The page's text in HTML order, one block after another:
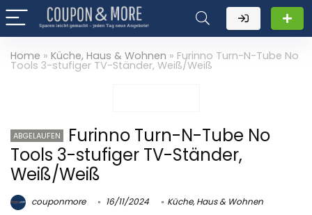
Home » Küche, Haus & Wohnen » Furinno Turn-N-Tube No
Tools 3-stufiger TV-Ständer, Weiß/Weiß
ABGELAUFEN
Furinno Turn-N-Tube No
Tools 3-stufiger TV-Ständer,
Weiß/Weiß
couponmore 16/11/2024 Küche, Haus & Wohnen